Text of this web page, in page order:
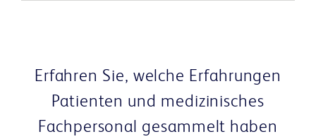
Erfahren Sie, welche Erfahrungen
Patienten und medizinisches
Fachpersonal gesammelt haben